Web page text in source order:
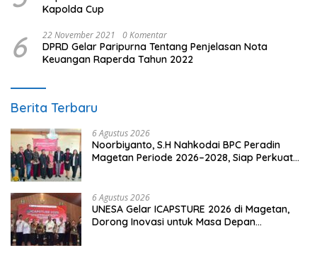
Kapolda Cup
6 22 November 2021 0 Komentar
DPRD Gelar Paripurna Tentang Penjelasan Nota
Keuangan Raperda Tahun 2022
Berita Terbaru
6 Agustus 2026
Noorbiyanto, S.H Nahkodai BPC Peradin
Magetan Periode 2026–2028, Siap Perkuat
6 Agustus 2026
UNESA Gelar ICAPSTURE 2026 di Magetan,
Dorong Inovasi untuk Masa Depan